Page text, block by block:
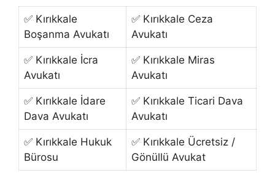
✅ Kırıkkale
Boşanma Avukatı
✅ Kırıkkale Ceza
Avukatı
✅ Kırıkkale İcra
Avukatı
✅ Kırıkkale Miras
Avukatı
✅ Kırıkkale İdare
Dava Avukatı
✅ Kırıkkale Ticari Dava
Avukatı
✅ Kırıkkale Hukuk
Bürosu
✅ Kırıkkale Ücretsiz /
Gönüllü Avukat